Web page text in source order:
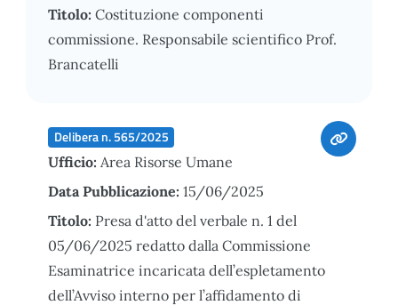
Titolo: Costituzione componenti
commissione. Responsabile scientifico Prof.
Brancatelli
Delibera n. 565/2025
Ufficio: Area Risorse Umane
Data Pubblicazione: 15/06/2025
Titolo: Presa d'atto del verbale n. 1 del
05/06/2025 redatto dalla Commissione
Esaminatrice incaricata dell’espletamento
dell’Avviso interno per l’affidamento di